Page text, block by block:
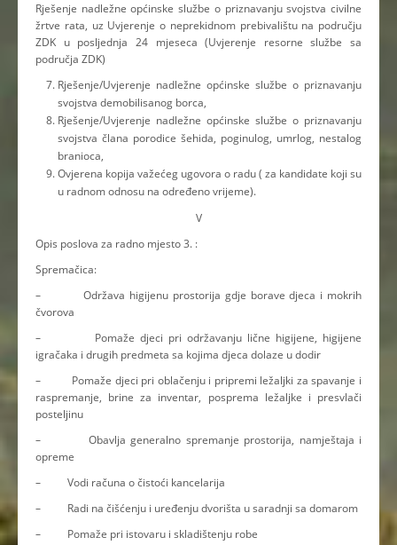
Rješenje nadležne općinske službe o priznavanju svojstva civilne
žrtve rata, uz Uvjerenje o neprekidnom prebivalištu na području
ZDK u posljednja 24 mjeseca (Uvjerenje resorne službe sa
područja ZDK)
Rješenje/Uvjerenje nadležne općinske službe o priznavanju
svojstva demobilisanog borca,
Rješenje/Uvjerenje nadležne općinske službe o priznavanju
svojstva člana porodice šehida, poginulog, umrlog, nestalog
branioca,
Ovjerena kopija važećeg ugovora o radu ( za kandidate koji su
u radnom odnosu na određeno vrijeme).
V
Opis poslova za radno mjesto 3. :
Spremačica:
– Održava higijenu prostorija gdje borave djeca i mokrih
čvorova
– Pomaže djeci pri održavanju lične higijene, higijene
igračaka i drugih predmeta sa kojima djeca dolaze u dodir
– Pomaže djeci pri oblačenju i pripremi ležaljki za spavanje i
raspremanje, brine za inventar, posprema ležaljke i presvlači
posteljinu
– Obavlja generalno spremanje prostorija, namještaja i
opreme
– Vodi računa o čistoći kancelarija
– Radi na čišćenju i uređenju dvorišta u saradnji sa domarom
– Pomaže pri istovaru i skladištenju robe